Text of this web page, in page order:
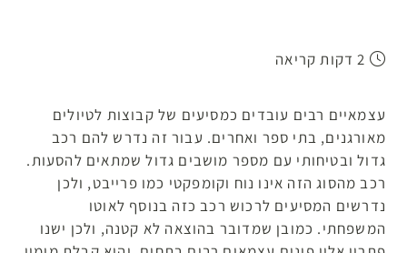
עצמאיים רבים עובדים כמסיעים של קבוצות לטיולים
מאורגנים, בתי ספר ואחרים. עבור זה נדרש להם רכב
גדול ובטיחותי עם מספר מושבים גדול שמתאים להסעות.
רכב מהסוג הזה אינו נוח וקומפקטי כמו פרייבט, ולכן
נדרשים המסיעים לרכוש רכב כזה בנוסף לאוטו
המשפחתי. כמובן שמדובר בהוצאה לא קטנה, ולכן ישנו